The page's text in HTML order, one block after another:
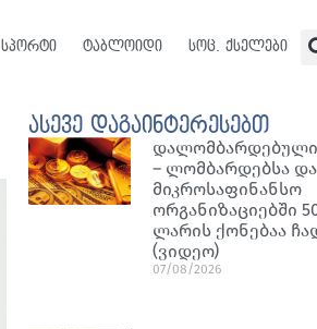
სპორტი ტაბლოიდი სოც. ქსელები
ასევე დაგაინტერესებთ
– ლომბარდებსა და
მიკროსაფინანსო
ორგანიზაციებში
ლარის ქონებაა
(ვიდეო)
07/08/2026